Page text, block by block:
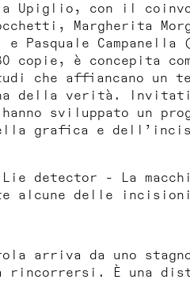
Upiglio, con il
Margherita
Pasquale Campanella
copie, è concepita
che affiancano un
della verità . Invitati
sviluppato un
grafica e
Lie detector - La
alcune delle
arriva da uno
rincorrersi. È una